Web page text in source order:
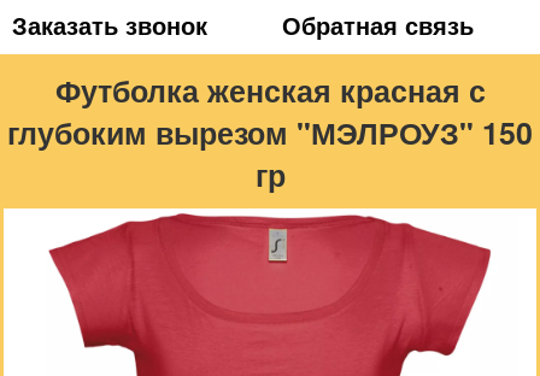
Заказать звонок
Обратная связь
Футболка женская красная с
глубоким вырезом "МЭЛРОУЗ" 150
гр